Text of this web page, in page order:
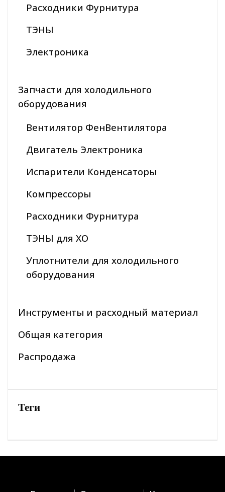
Расходники Фурнитура
ТЭНЫ
Электроника
Запчасти для холодильного
оборудования
Вентилятор ФенВентилятора
Двигатель Электроника
Испарители Конденсаторы
Компрессоры
Расходники Фурнитура
ТЭНЫ для ХО
Уплотнители для холодильного
оборудования
Инструменты и расходный материал
Общая категория
Распродажа
Теги